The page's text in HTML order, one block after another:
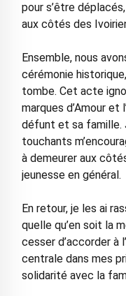
pour s’être
aux côtés des
Ensemble, nous
cérémonie
tombe. Cet acte
marques d’Amour et
défunt et sa famille.
touchants
à demeurer aux
jeunesse en général.
En retour, je les ai
quelle qu’en soit la
cesser d’accorder à
centrale dans mes
solidarité avec la